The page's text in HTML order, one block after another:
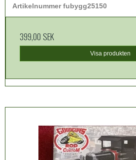
Artikelnummer fubygg25150
399,00 SEK
Visa produkten